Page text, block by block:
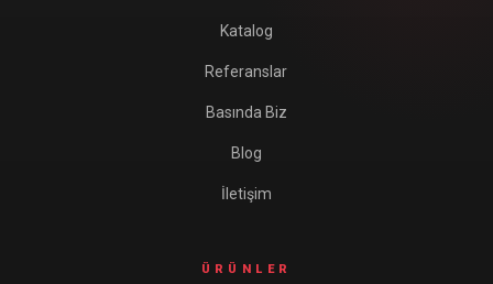
Katalog
Referanslar
Basında Biz
Blog
İletişim
ÜRÜNLER